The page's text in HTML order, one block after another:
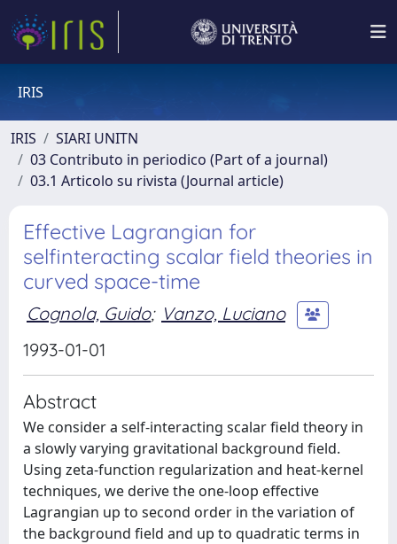
IRIS
IRIS
SIARI UNITN
03 Contributo in periodico (Part of a journal)
03.1 Articolo su rivista (Journal article)
Effective Lagrangian for
selfinteracting scalar field theories in
curved space-time
Cognola, Guido; Vanzo, Luciano
1993-01-01
Abstract
We consider a self-interacting scalar field theory in
a slowly varying gravitational background field.
Using zeta-function regularization and heat-kernel
techniques, we derive the one-loop effective
Lagrangian up to second order in the variation of
the background field and up to quadratic terms in